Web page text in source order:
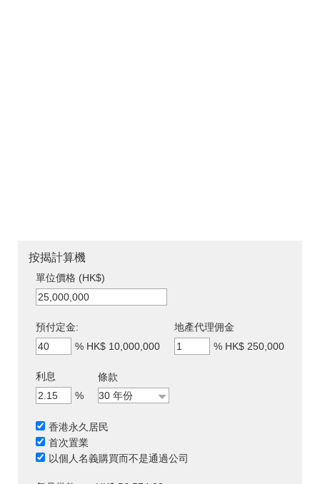
按揭計算機
單位價格 (HK$)
預付定金:
% HK$ 10,000,000
地產代理佣金
% HK$ 250,000
利息
%
條款
香港永久居民
首次置業
以個人名義購買而不是通過公司